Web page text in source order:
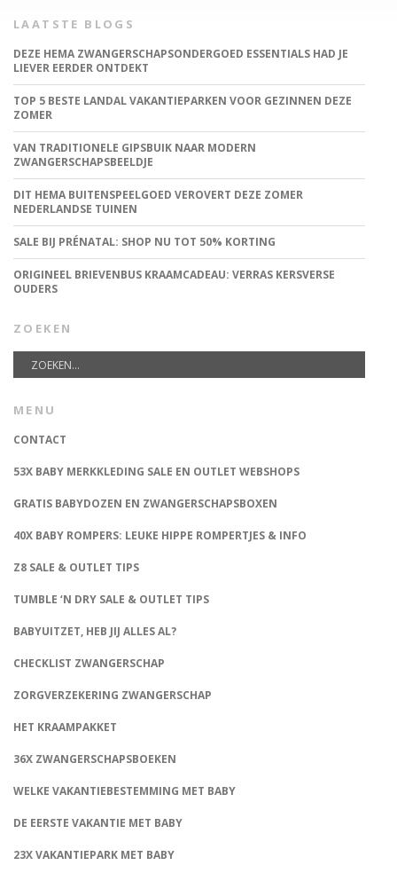
LAATSTE BLOGS
DEZE HEMA ZWANGERSCHAPSONDERGOED ESSENTIALS HAD JE
LIEVER EERDER ONTDEKT
TOP 5 BESTE LANDAL VAKANTIEPARKEN VOOR GEZINNEN DEZE
ZOMER
VAN TRADITIONELE GIPSBUIK NAAR MODERN
ZWANGERSCHAPSBEELDJE
DIT HEMA BUITENSPEELGOED VEROVERT DEZE ZOMER
NEDERLANDSE TUINEN
SALE BIJ PRÉNATAL: SHOP NU TOT 50% KORTING
ORIGINEEL BRIEVENBUS KRAAMCADEAU: VERRAS KERSVERSE
OUDERS
ZOEKEN
MENU
CONTACT
53X BABY MERKKLEDING SALE EN OUTLET WEBSHOPS
GRATIS BABYDOZEN EN ZWANGERSCHAPSBOXEN
40X BABY ROMPERS: LEUKE HIPPE ROMPERTJES & INFO
Z8 SALE & OUTLET TIPS
TUMBLE ‘N DRY SALE & OUTLET TIPS
BABYUITZET, HEB JIJ ALLES AL?
CHECKLIST ZWANGERSCHAP
ZORGVERZEKERING ZWANGERSCHAP
HET KRAAMPAKKET
36X ZWANGERSCHAPSBOEKEN
WELKE VAKANTIEBESTEMMING MET BABY
DE EERSTE VAKANTIE MET BABY
23X VAKANTIEPARK MET BABY